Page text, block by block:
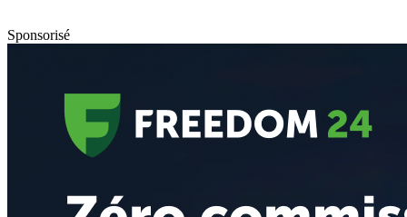
Sponsorisé